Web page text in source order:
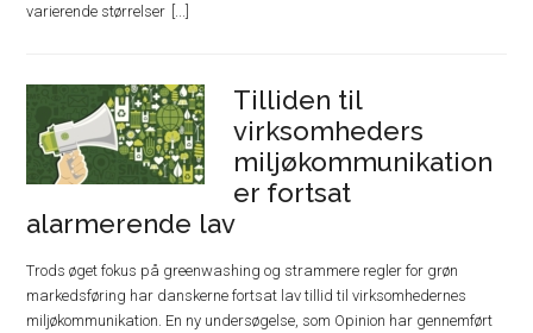
varierende størrelser
Tilliden til
virksomheders
miljøkommunikation
er fortsat
alarmerende lav
Trods øget fokus på greenwashing og strammere regler for grøn
markedsføring har danskerne fortsat lav tillid til virksomhedernes
miljøkommunikation. En ny undersøgelse, som Opinion har gennemført